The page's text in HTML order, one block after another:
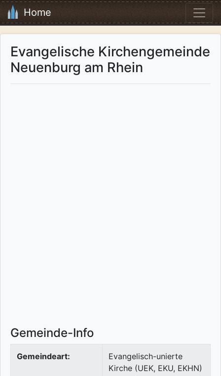
Home
Evangelische Kirchengemeinde
Neuenburg am Rhein
Gemeinde-Info
Gemeindeart:
Evangelisch-unierte
Kirche (UEK, EKU, EKHN)